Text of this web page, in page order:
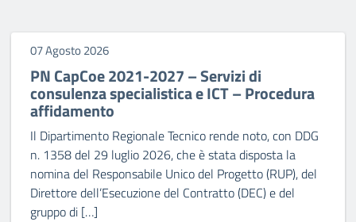
07 Agosto 2026
PN CapCoe 2021-2027 – Servizi di
consulenza specialistica e ICT – Procedura
affidamento
Il Dipartimento Regionale Tecnico rende noto, con DDG
n. 1358 del 29 luglio 2026, che è stata disposta la
nomina del Responsabile Unico del Progetto (RUP), del
Direttore dell’Esecuzione del Contratto (DEC) e del
gruppo di […]